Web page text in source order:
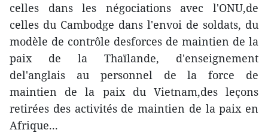
celles dans les négociations avec l'ONU,de
celles du Cambodge dans l'envoi de soldats, du
modèle de contrôle desforces de maintien de la
paix de la Thaïlande, d'enseignement
del'anglais au personnel de la force de
maintien de la paix du Vietnam,des leçons
retirées des activités de maintien de la paix en
Afrique...